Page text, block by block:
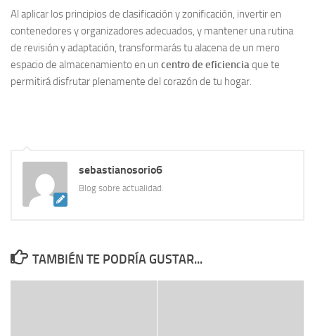
Al aplicar los principios de clasificación y zonificación, invertir en
contenedores y organizadores adecuados, y mantener una rutina
de revisión y adaptación, transformarás tu alacena de un mero
espacio de almacenamiento en un centro de eficienciaque te
permitirá disfrutar plenamente del corazón de tu hogar.
sebastianosorio6
Blog sobre actualidad.
TAMBIÉN TE PODRÍA GUSTAR...